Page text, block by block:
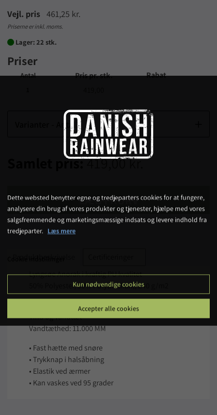
Vejl. pris 461,25 kr.
Priserne er inkl. moms.
 Lager: 22 stk.
Priser
Antal Pris pr. stk. Rabat
Varianter - Antal
Samlet pris:419,00 kr.
LÆG I KURV
Lyngsøe Anorak i kraftig PU kvalitet
50% Polyester, 50% Polyurethan,, 240 g/m2
Oile og kulderesistent
Vind og vandtæt
Vandtæthed: 11.000 MM
• Fast hætte med snøre
• Trykknap i halsåbning
• Elastik ved ærmer
• Kan vaskes ved 95 grader
Dette websted benytter egne og tredjeparters cookies for at fungere,
analysere din brug af vores produkter og tjenester, hjælpe med vores
salgsfremmende og marketingsmæssige indsats og levere indhold fra
tredjeparter. Læs mere
Kun nødvendige cookies
Accepter alle cookies